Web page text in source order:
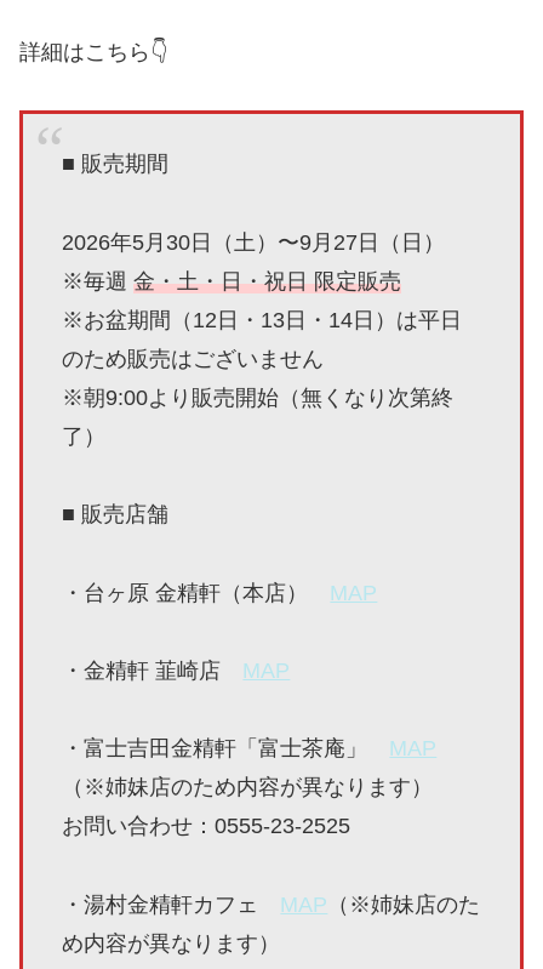
詳細はこちら👇
■ 販売期間
2026年5月30日（土）〜9月27日（日）
※毎週金・土・日・祝日 限定販売
※お盆期間（12日・13日・14日）は平日
のため販売はございません
※朝9:00より販売開始（無くなり次第終
了）
■ 販売店舗
・台ヶ原 金精軒（本店） MAP
・金精軒 韮崎店 MAP
・富士吉田金精軒「富士茶庵」 MAP
（※姉妹店のため内容が異なります）
お問い合わせ：0555-23-2525
・湯村金精軒カフェ MAP （※姉妹店のた
め内容が異なります）